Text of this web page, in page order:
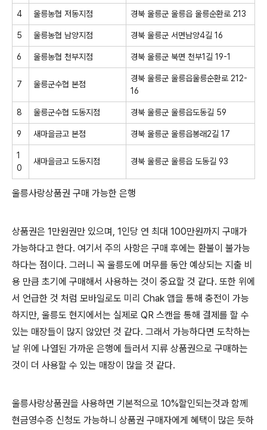
4 울릉농협 저동지점 경북 울릉군 울릉읍 울릉순환로 213
5 울릉농협 남양지점 경북 울릉군 서면남양4길 16
6 울릉농협 천부지점 경북 울릉군 북면 천부1길 19-1
7 울릉군수협 본점
경북 울릉군 울릉읍울릉순환로 212-
16
8 울릉군수협 도동지점 경북 울릉군 울릉읍도동길 59
9 새마을금고 본점 경북 울릉군 울릉읍봉래2길 17
1
0
새마을금고 도동지점 경북 울릉군 울릉읍 도동길 93
울릉사랑상품권 구매 가능한 은행
상품권은 1만원권만 있으며, 1인당 연 최대 100만원까지 구매가
가능하다고 한다. 여기서 주의 사항은 구매 후에는 환불이 불가능
하다는 점이다. 그러니 꼭 울릉도에 머무를 동안 예상되는 지출 비
용 만큼 초기에 구매해서 사용하는 것이 중요할 것 같다. 또한 위에
서 언급한 것 처럼 모바일로도 미리 Chak 앱을 통해 충전이 가능
하지만, 울릉도 현지에서는 실제로 QR 스캔을 통해 결제를 할 수
있는 매장들이 많지 않았던 것 같다. 그래서 가능하다면 도착하는
날 위에 나열된 가까운 은행에 들러서 지류 상품권으로 구매하는
것이 더 사용할 수 있는 매장이 많을 것 같다.
울릉사랑상품권을 사용하면 기본적으로 10%할인되는것과 함께
현금영수증 신청도 가능하니 상품권 구매자에게 혜택이 많은 듯하